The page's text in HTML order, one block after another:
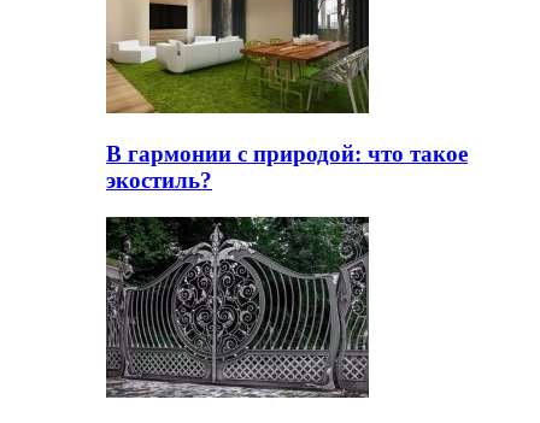
В гармонии с природой: что такое
экостиль?